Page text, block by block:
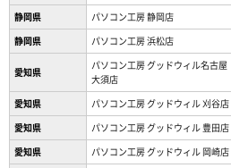
静岡県 パソコン工房 静岡店
静岡県
パソコン工房 浜松店
愛知県
パソコン工房 グッドウィル名古屋
大須店
愛知県 パソコン工房 グッドウィル 刈谷店
愛知県
パソコン工房 グッドウィル 豊田店
愛知県
パソコン工房 グッドウィル 岡崎店